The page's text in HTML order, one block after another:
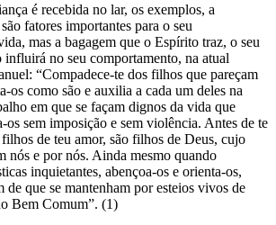
é recebida no lar, os exemplos, a
fatores importantes para o seu
mas a bagagem que o Espírito traz, o seu
no seu comportamento, na atual
“Compadece-te dos filhos que pareçam
os como são e auxilia a cada um deles na
em que se façam dignos da vida que
sem imposição e sem violência. Antes de te
de teu amor, são filhos de Deus, cujo
nós e por nós. Ainda mesmo quando
inquietantes, abençoa-os e orienta-os,
de que se mantenham por esteios vivos de
Bem Comum”. (1)